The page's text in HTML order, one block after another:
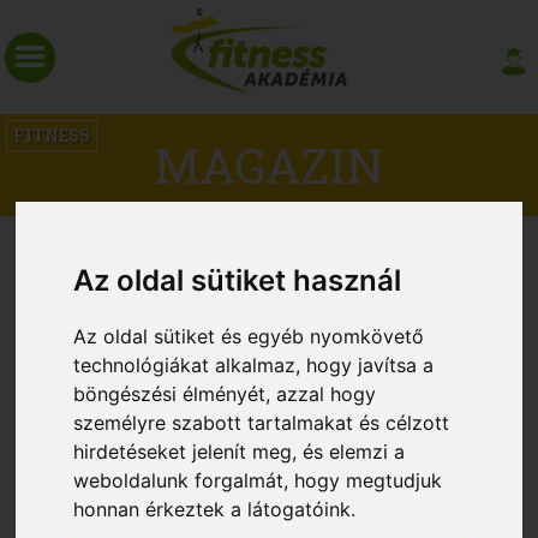
Az oldal sütiket használ
Az oldal sütiket és egyéb nyomkövető
technológiákat alkalmaz, hogy javítsa a
böngészési élményét, azzal hogy
személyre szabott tartalmakat és célzott
hirdetéseket jelenít meg, és elemzi a
weboldalunk forgalmát, hogy megtudjuk
honnan érkeztek a látogatóink.
FITNESS MAGAZIN
5 OK, AMIÉRT JÓ, HA EGYÜTT
EDZEL A PÁRODDAL